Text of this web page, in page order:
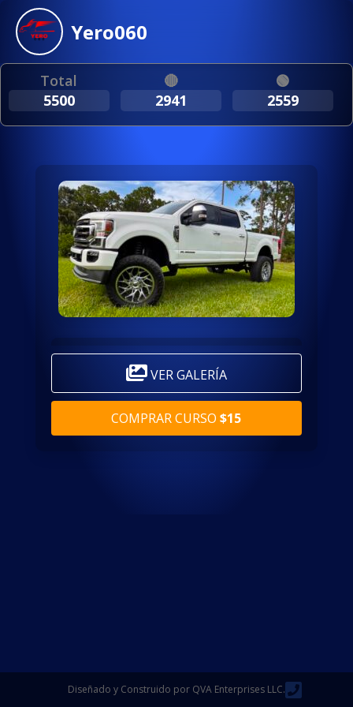
Yero060
Total
5500
🔴
2941
🟢
2559
VER GALERÍA
COMPRAR CURSO$15
Diseñado y Construido por QVA Enterprises LLC.